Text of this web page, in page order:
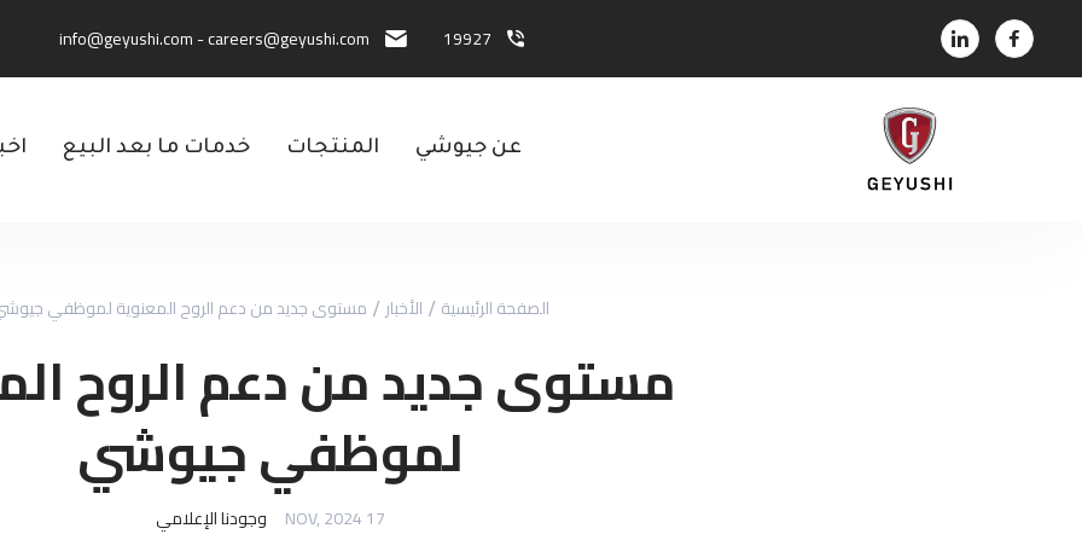
19927
info@geyushi.com-careers@geyushi.com
عن جيوشي المنتجات خدمات ما بعد البيع
الصفحة الرئيسية الأخبار مستوى جديد من دعم الروح المعنوية لموظفي
مستوى جديد من دعم الروح
لموظفي جيوشي
17 NOV, 2024 وجودنا الإعلامي